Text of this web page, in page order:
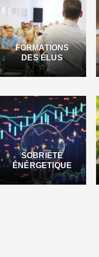
FORMATIONS
DES ÉLUS
SOBRIÉTÉ
ÉNÉRGETIQUE